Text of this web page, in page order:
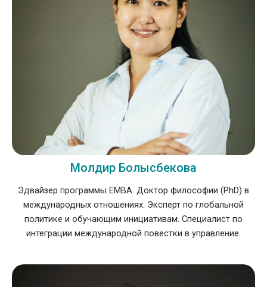
Молдир Болысбекова
Эдвайзер программы EMBA. Доктор философии (PhD) в
международных отношениях. Эксперт по глобальной
политике и обучающим инициативам. Специалист по
интеграции международной повестки в управление.